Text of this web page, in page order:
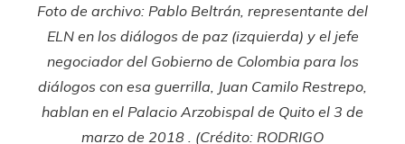
Foto de archivo: Pablo Beltrán, representante del
ELN en los diálogos de paz (izquierda) y el jefe
negociador del Gobierno de Colombia para los
diálogos con esa guerrilla, Juan Camilo Restrepo,
hablan en el Palacio Arzobispal de Quito el 3 de
marzo de 2018 . (Crédito: RODRIGO